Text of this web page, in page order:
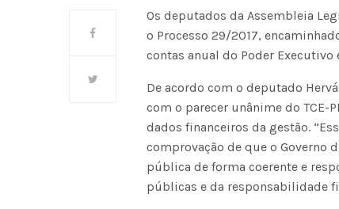
Os deputados da Assembleia
o Processo 29/2017,
contas anual do Poder Executivo
De acordo com o deputado
com o parecer unânime do TCE-
dados financeiros da gestão.
comprovação de que o Governo
pública de forma coerente e
públicas e da responsabilidade